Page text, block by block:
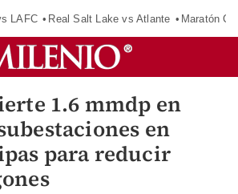
LAFC Real Salt Lake vs Atlante Maratón
1.6 mmdp en
en
para reducir